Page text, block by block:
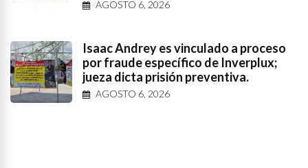
AGOSTO 6, 2026
Isaac Andrey es vinculado a proceso
por fraude específico de Inverplux;
jueza dicta prisión preventiva.
AGOSTO 6, 2026